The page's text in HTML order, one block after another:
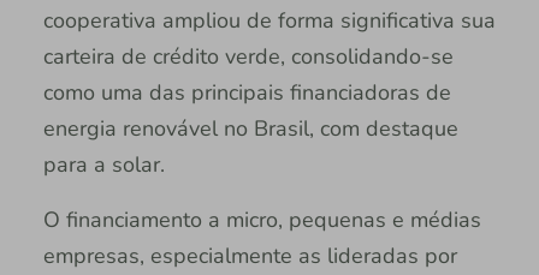
cooperativa ampliou de forma significativa sua
carteira de crédito verde, consolidando-se
como uma das principais financiadoras de
energia renovável no Brasil, com destaque
para a solar.
O financiamento a micro, pequenas e médias
empresas, especialmente as lideradas por